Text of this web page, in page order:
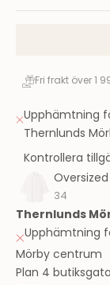
Fri frakt över 1
Upphämtning
Thernlunds
Kontrollera
34
Thernlunds
Upphämtning
Mörby centrum
Plan 4 butiksgata